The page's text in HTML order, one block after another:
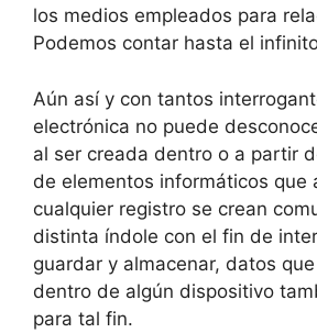
los medios empleados para
Podemos contar hasta el
Aún así y con tantos
electrónica no puede
al ser creada dentro o a partir
de elementos informáticos que
cualquier registro se crean
distinta índole con el fin de
guardar y almacenar, datos que
dentro de algún dispositivo
para tal fin.